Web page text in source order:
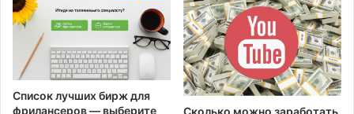
Список лучших бирж для
фрилансеров — выберите
Сколько можно заработать